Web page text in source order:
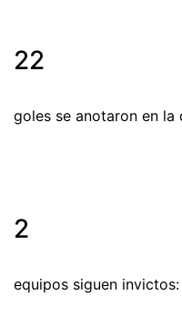
22
goles se anotaron en la
2
equipos siguen